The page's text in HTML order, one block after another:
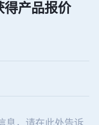
得产品报价